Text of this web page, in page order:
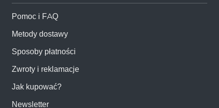
Pomoc i FAQ
Metody dostawy
Sposoby płatności
Zwroty i reklamacje
Jak kupować?
Newsletter